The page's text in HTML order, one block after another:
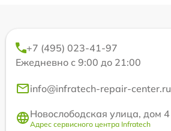
+7 (495) 023-41-97
Ежедневно с 9:00 до 21:00
info@infratech-repair-center.ru
Новослободская улица, дом 4
Адрес сервисного центра Infratech